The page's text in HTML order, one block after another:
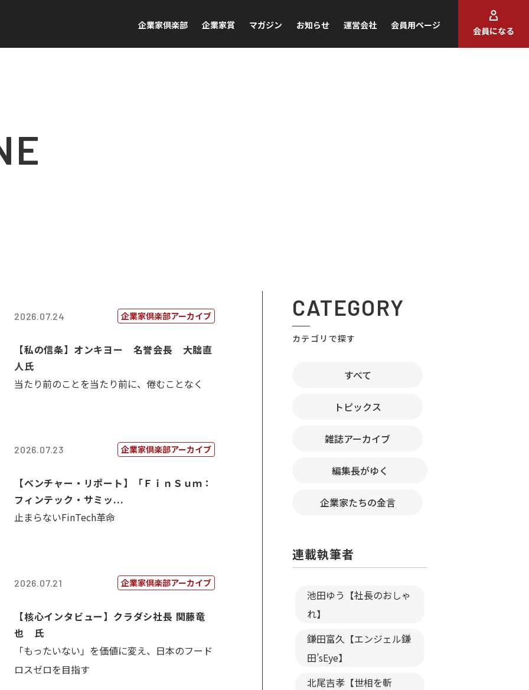
企業家倶楽部 企業家賞 マガジン お知らせ 運営会社 会員用ページ
会員になる
2026.07.24 企業家倶楽部アーカイブ
【私の信条】オンキヨー 名誉会長 大朏直
人氏
当たり前のことを当たり前に、倦むことなく
2026.07.23 企業家倶楽部アーカイブ
【ベンチャー・リポート】「ＦｉｎＳｕｍ：
フィンテック・サミッ...
止まらないFinTech革命
2026.07.21 企業家倶楽部アーカイブ
【核心インタビュー】クラダシ社長 関藤竜
也 氏
「もったいない」を価値に変え、日本のフード
ロスゼロを目指す
CATEGORY
カテゴリで探す
すべて
トピックス
雑誌アーカイブ
編集長がゆく
企業家たちの金言
連載執筆者
池田ゆう【社長のおしゃ
れ】
鎌田富久【エンジェル鎌
田’sEye】
北尾吉孝【世相を斬